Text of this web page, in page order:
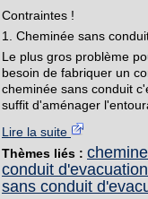
Contraintes !
1. Cheminée sans
Le plus gros problème
besoin de fabriquer un
cheminée sans conduit
suffit d'aménager
Lire la suite
Thèmes liés :
conduit d'evacuation
sans conduit